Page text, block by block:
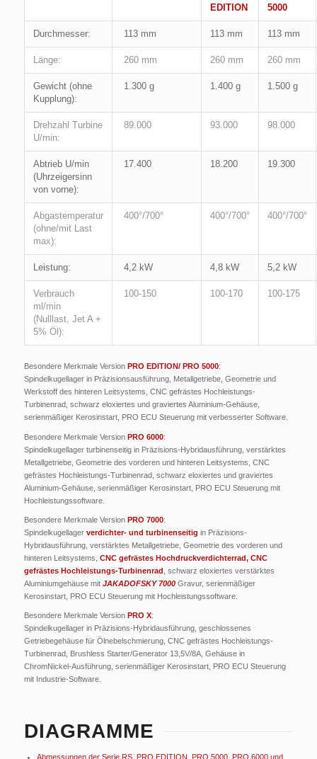
EDITION
5000
Durchmesser: 113 mm 113 mm 113 mm
Länge: 260 mm 260 mm 260 mm
Gewicht (ohne
Kupplung):
1.300 g 1.400 g 1.500 g
Drehzahl Turbine
U/min:
89.000 93.000 98.000
Abtrieb U/min
(Uhrzeigersinn
von vorne):
17.400 18.200 19.300
Abgastemperatur
(ohne/mit Last
max):
400°/700° 400°/700° 400°/700°
Leistung: 4,2 kW 4,8 kW 5,2 kW
Verbrauch
ml/min
(Nulllast, Jet A +
5% Öl):
100-150 100-170 100-175
Besondere Merkmale Version PRO EDITION/ PRO 5000:
Spindelkugellager in Präzisionsausführung, Metallgetriebe, Geometrie und
Werkstoff des hinteren Leitsystems, CNC gefrästes Hochleistungs-
Turbinenrad, schwarz eloxiertes und graviertes Aluminium-Gehäuse,
serienmäßiger Kerosinstart, PRO ECU Steuerung mit verbesserter Software.
Besondere Merkmale Version PRO 6000:
Spindelkugellager turbinenseitig in Präzisions-Hybridausführung, verstärktes
Metallgetriebe, Geometrie des vorderen und hinteren Leitsystems, CNC
gefrästes Hochleistungs-Turbinenrad, schwarz eloxiertes und graviertes
Aluminium-Gehäuse, serienmäßiger Kerosinstart, PRO ECU Steuerung mit
Hochleistungssoftware.
Besondere Merkmale Version PRO 7000:
Spindelkugellager verdichter- und turbinenseitig in Präzisions-
Hybridausführung, verstärktes Metallgetriebe, Geometrie des vorderen und
hinteren Leitsystems, CNC gefrästes Hochdruckverdichterrad, CNC
gefrästes Hochleistungs-Turbinenrad , schwarz eloxiertes verstärktes
Aluminiumgehäuse mit JAKADOFSKY 7000Gravur, serienmäßiger
Kerosinstart, PRO ECU Steuerung mit Hochleistungssoftware.
Besondere Merkmale Version PRO X:
Spindelkugellager in Präzisions-Hybridausführung, geschlossenes
Getriebegehäuse für Ölnebelschmierung, CNC gefrästes Hochleistungs-
Turbinenrad, Brushless Starter/Generator 13,5V/8A, Gehäuse in
ChromNickel-Ausführung, serienmäßiger Kerosinstart, PRO ECU Steuerung
mit Industrie-Software.
DIAGRAMME
Abmessungen der Serie RS, PRO EDITION, PRO 5000, PRO 6000 und